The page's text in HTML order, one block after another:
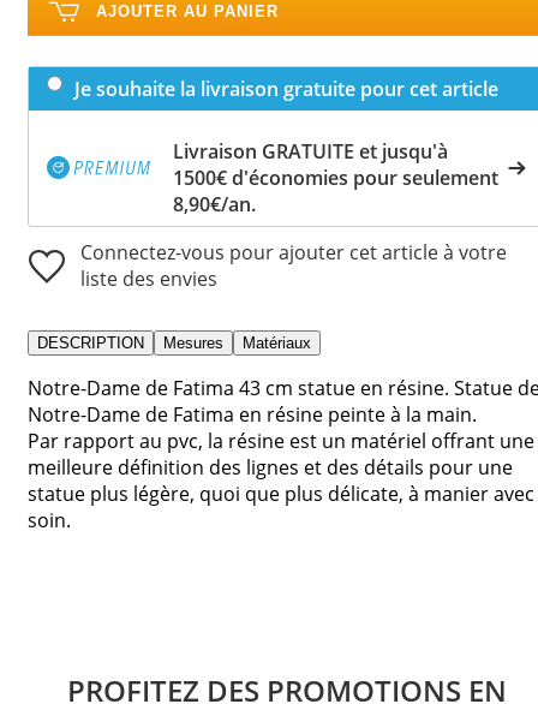
AJOUTER AU PANIER
Je souhaite la livraison gratuite pour cet article
Livraison GRATUITE et jusqu'à
1500€ d'économies pour seulement
8,90€/an.
Connectez-vous pour ajouter cet article à votre
liste des envies
DESCRIPTION Mesures Matériaux
Notre-Dame de Fatima 43 cm statue en résine. Statue
Notre-Dame de Fatima en résine peinte à la main.
Par rapport au pvc, la résine est un matériel offrant une
meilleure définition des lignes et des détails pour une
statue plus légère, quoi que plus délicate, à manier avec
soin.
PROFITEZ DES PROMOTIONS EN